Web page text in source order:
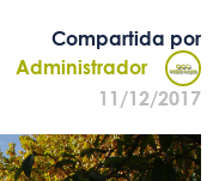
Compartida por
Administrador
11/12/2017